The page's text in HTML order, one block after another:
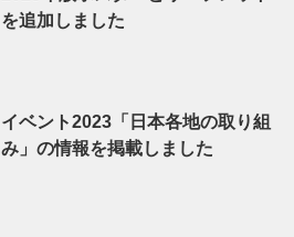
を追加しました
イベント2023「日本各地の取り組
み」の情報を掲載しました